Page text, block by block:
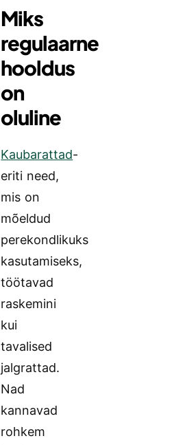
Miks
regulaarne
hooldus
on
oluline
Kaubarattad-
eriti need,
mis on
mõeldud
perekondlikuks
kasutamiseks,
töötavad
raskemini
kui
tavalised
jalgrattad.
Nad
kannavad
rohkem